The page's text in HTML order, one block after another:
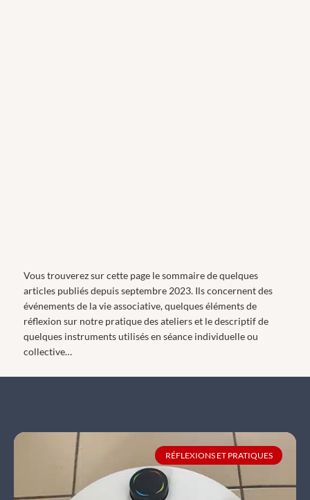
Vous trouverez sur cette page le sommaire de quelques
articles publiés depuis septembre 2023. Ils concernent des
événements de la vie associative, quelques éléments de
réflexion sur notre pratique des ateliers et le descriptif de
quelques instruments utilisés en séance individuelle ou
collective…
RÉFLEXIONS ET PRATIQUES